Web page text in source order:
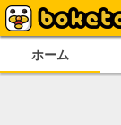
ホーム